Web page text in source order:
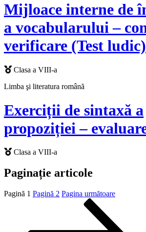
Mijloace interne de
a vocabularului –
verificare (Test ludic)
Clasa a VIII-a
Limba şi literatura română
Exerciții de sintaxă a
propoziției –
Clasa a VIII-a
Paginație articole
Pagină 1 Pagină 2 Pagina următoare